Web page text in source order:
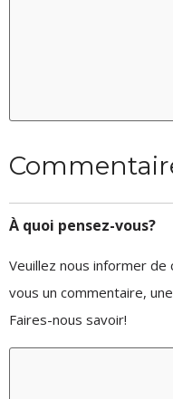
À quoi pensez-vous?
Veuillez nous informer
vous un commentaire,
Faires-nous savoir!